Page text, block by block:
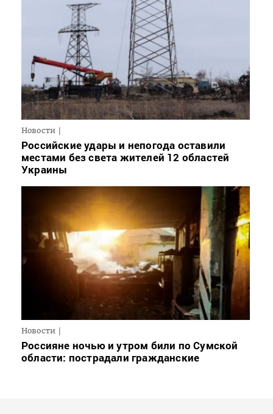
Новости
Российские удары и непогода оставили
местами без света жителей 12 областей
Украины
Новости
Россияне ночью и утром били по Сумской
области: пострадали гражданские